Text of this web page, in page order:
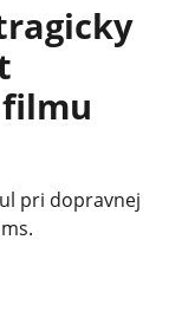
pri dopravnej